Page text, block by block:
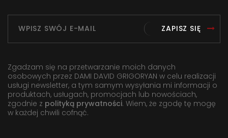
ZAPISZ SIĘ
Zgadzam się na przetwarzanie moich danych
osobowych przez DAMI DAVID GRIGORYAN w celu realizacji
usługi newsletter, a tym samym wysyłania mi informacji o
produktach, usługach, promocjach lub nowościach,
zgodnie z polityką prywatności. Wiem, że zgodę tę mogę
w każdej chwili cofnąć.